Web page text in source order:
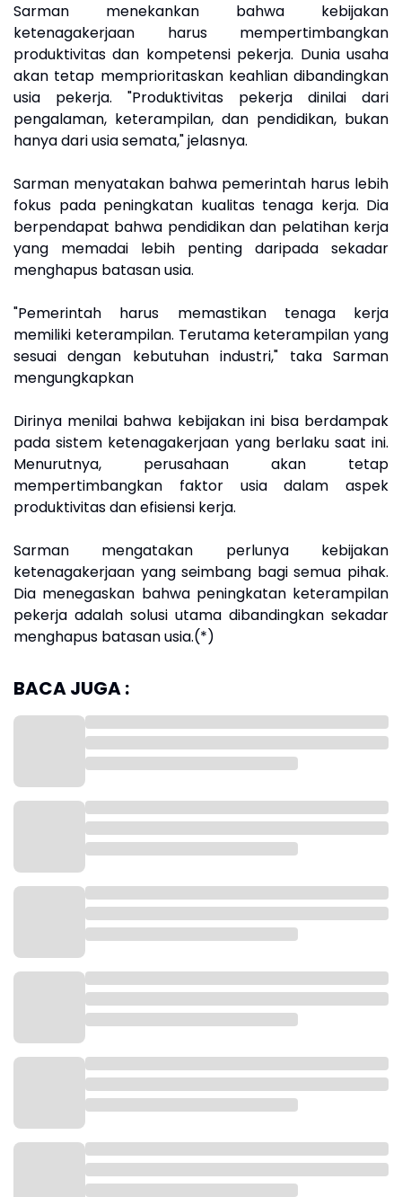
Sarman menekankan bahwa kebijakan
ketenagakerjaan harus mempertimbangkan
produktivitas dan kompetensi pekerja. Dunia usaha
akan tetap memprioritaskan keahlian dibandingkan
usia pekerja. "Produktivitas pekerja dinilai dari
pengalaman, keterampilan, dan pendidikan, bukan
hanya dari usia semata," jelasnya.
Sarman menyatakan bahwa pemerintah harus lebih
fokus pada peningkatan kualitas tenaga kerja. Dia
berpendapat bahwa pendidikan dan pelatihan kerja
yang memadai lebih penting daripada sekadar
menghapus batasan usia.
"Pemerintah harus memastikan tenaga kerja
memiliki keterampilan. Terutama keterampilan yang
sesuai dengan kebutuhan industri," taka Sarman
mengungkapkan
Dirinya menilai bahwa kebijakan ini bisa berdampak
pada sistem ketenagakerjaan yang berlaku saat ini.
Menurutnya, perusahaan akan tetap
mempertimbangkan faktor usia dalam aspek
produktivitas dan efisiensi kerja.
Sarman mengatakan perlunya kebijakan
ketenagakerjaan yang seimbang bagi semua pihak.
Dia menegaskan bahwa peningkatan keterampilan
pekerja adalah solusi utama dibandingkan sekadar
menghapus batasan usia.(*)
BACA JUGA :